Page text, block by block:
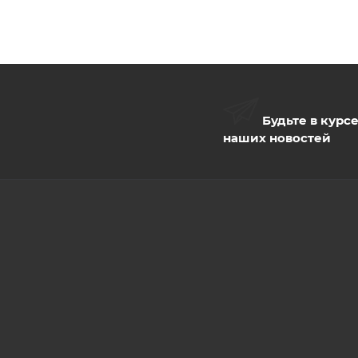
Будьте в курсе
наших новостей